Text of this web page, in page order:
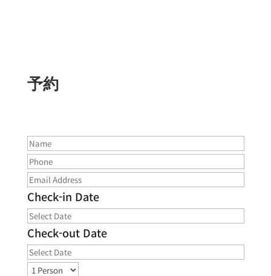
予約
Check-in Date
Check-out Date